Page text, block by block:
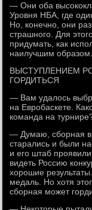
— Они оба
Уровня НБА, где
Но, конечно, они
страшного. Для
придумать, как
наилучшим образом.
ВЫСТУПЛЕНИЕМ
ГОРДИТЬСЯ
— Вам удалось
на Евробаскете.
команда на
— Думаю, сборная
старались и были
и его штаб
видеть Россию
хорошие
медаль. Но хотя
сборная может